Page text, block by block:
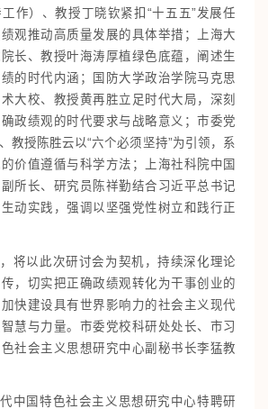
作）、教授丁晓钦紧扣“十五五”发展任
观推动高质量发展的具体举措；上海大
长、教授叶海涛厚植绿色底蕴，阐述生
的时代内涵；国防大学政治学院马克思
大校、教授黄再胜立足时代大局，深刻
政绩观的时代要求与战略意义；市委党
教授陈胜云以“六个必须坚持”为引领，系
价值遵循与科学方法；上海社科院中国
所长、研究员陈祥勤结合习近平总书记
动实践，强调以坚强党性树立和践行正
将以此次研讨会为契机，持续深化理论
，切实把正确政绩观转化为干事创业的
快建设具有世界影响力的社会主义现代
慧与力量。市委党校科研处处长、市习
社会主义思想研究中心副秘书长李猛教
中国特色社会主义思想研究中心特聘研